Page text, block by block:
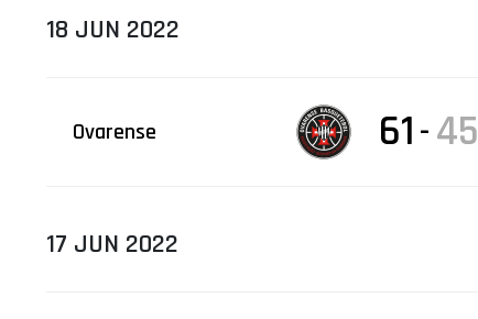
18 JUN 2022
Ovarense 61 - 45
17 JUN 2022